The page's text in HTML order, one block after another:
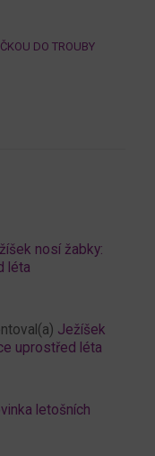
DO TROUBY
nosí žabky:
léta
Ježíšek
uprostřed léta
letošních